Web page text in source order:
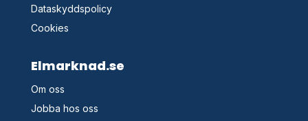
Dataskyddspolicy
Cookies
Elmarknad.se
Om oss
Jobba hos oss